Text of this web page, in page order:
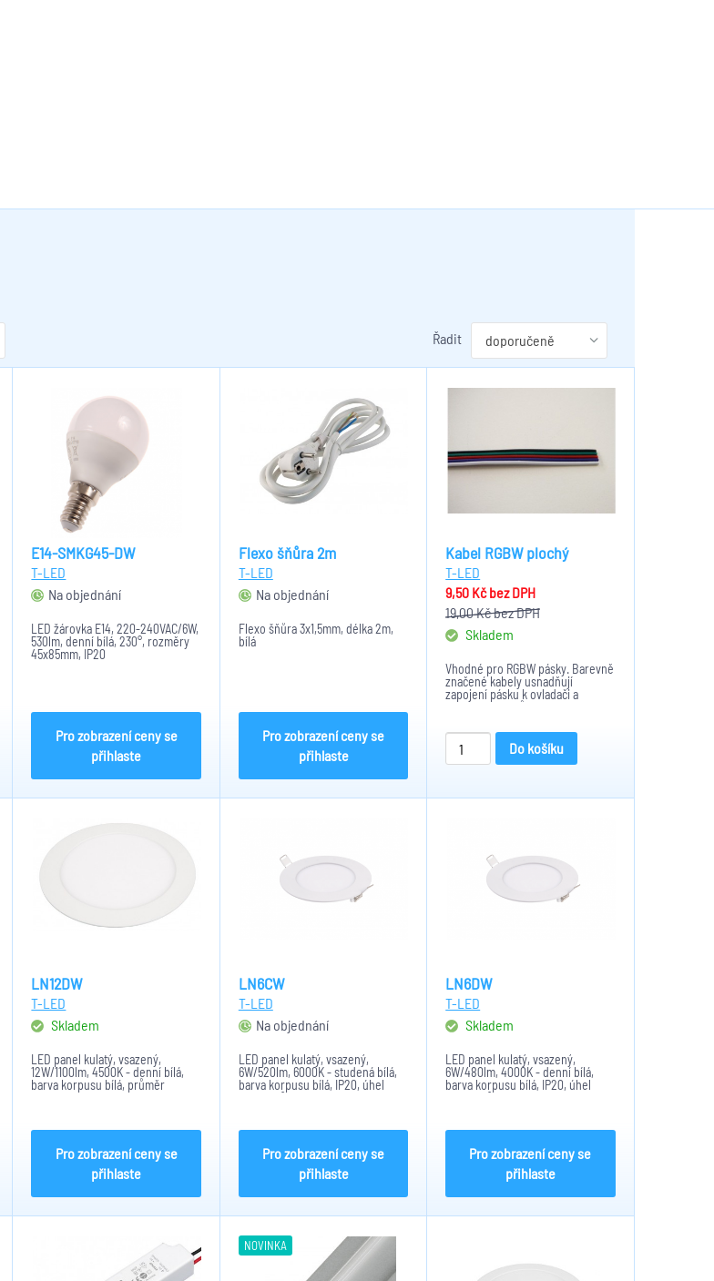
Řadit
E14-SMKG45-DW
T-LED
Na objednání
LED žárovka E14, 220-240VAC/6W,
530lm, denní bílá, 230°, rozměry
45x85mm, IP20
Pro zobrazení ceny se
přihlaste
Flexo šňůra 2m
T-LED
Na objednání
Flexo šňůra 3x1,5mm, délka 2m,
bílá
Pro zobrazení ceny se
přihlaste
Kabel RGBW plochý
T-LED
9,50 Kčbez DPH
19,00 Kčbez DPH
Skladem
Vhodné pro RGBW pásky. Barevně
značené kabely usnadňují
zapojení pásku k ovladači a
propojení pásků mezi sebou.
napájecí napětí: 50V, Proud
zatížení: 4x3,5ADo košíku
LN12DW
T-LED
Skladem
LED panel kulatý, vsazený,
12W/1100lm, 4500K - denní bílá,
barva korpusu bílá, průměr
170mm/155mm
Pro zobrazení ceny se
přihlaste
LN6CW
T-LED
Na objednání
LED panel kulatý, vsazený,
6W/520lm, 6000K - studená bílá,
barva korpusu bílá, IP20, úhel
svitu 170°, CRI < 80, materiál
Pro zobrazení ceny se
přihlaste
LN6DW
T-LED
Skladem
LED panel kulatý, vsazený,
6W/480lm, 4000K - denní bílá,
barva korpusu bílá, IP20, úhel
svitu 170°, CRI < 80, materiál
Pro zobrazení ceny se
přihlaste
NOVINKA